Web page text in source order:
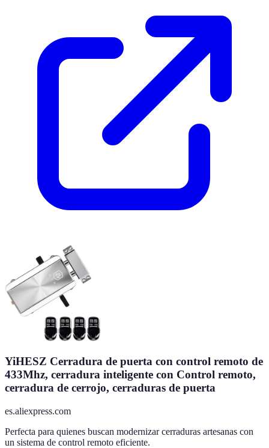
YiHESZ Cerradura de puerta con control remoto de
433Mhz, cerradura inteligente con Control remoto,
cerradura de cerrojo, cerraduras de puerta
es.aliexpress.com
Perfecta para quienes buscan modernizar cerraduras artesanas con
un sistema de control remoto eficiente.